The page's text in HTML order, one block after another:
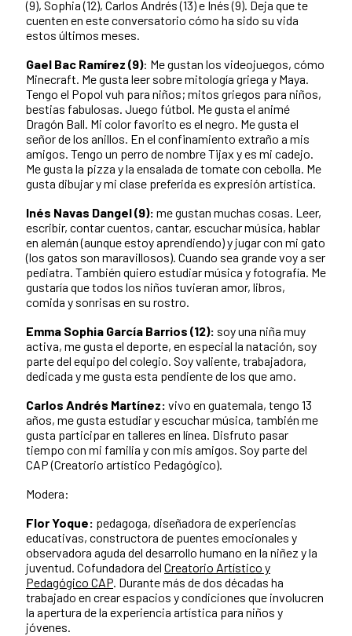
(9), Sophia (12), Carlos Andrés (13) e Inés (9). Deja que te
cuenten en este conversatorio cómo ha sido su vida
estos últimos meses.
Gael Bac Ramírez (9): Me gustan los videojuegos, cómo
Minecraft. Me gusta leer sobre mitología griega y Maya.
Tengo el Popol vuh para niños; mitos griegos para niños,
bestias fabulosas. Juego fútbol. Me gusta el animé
Dragón Ball. Mi color favorito es el negro. Me gusta el
señor de los anillos. En el confinamiento extraño a mis
amigos. Tengo un perro de nombre Tijax y es mi cadejo.
Me gusta la pizza y la ensalada de tomate con cebolla. Me
gusta dibujar y mi clase preferida es expresión artística.
Inés Navas Dangel (9): me gustan muchas cosas. Leer,
escribir, contar cuentos, cantar, escuchar música, hablar
en alemán (aunque estoy aprendiendo) y jugar con mi gato
(los gatos son maravillosos). Cuando sea grande voy a ser
pediatra. También quiero estudiar música y fotografía. Me
gustaría que todos los niños tuvieran amor, libros,
comida y sonrisas en su rostro.
Emma Sophia García Barrios (12): soy una niña muy
activa, me gusta el deporte, en especial la natación, soy
parte del equipo del colegio. Soy valiente, trabajadora,
dedicada y me gusta esta pendiente de los que amo.
Carlos Andrés Martínez: vivo en guatemala, tengo 13
años, me gusta estudiar y escuchar música, también me
gusta participar en talleres en línea. Disfruto pasar
tiempo con mi familia y con mis amigos. Soy parte del
CAP (Creatorio artístico Pedagógico).
Modera:
Flor Yoque: pedagoga, diseñadora de experiencias
educativas, constructora de puentes emocionales y
observadora aguda del desarrollo humano en la niñez y la
juventud. Cofundadora del Creatorio Artístico y
Pedagógico CAP. Durante más de dos décadas ha
trabajado en crear espacios y condiciones que involucren
la apertura de la experiencia artística para niños y
jóvenes.